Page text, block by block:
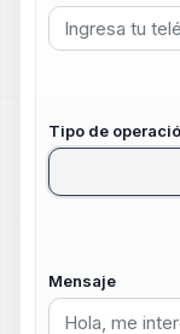
Tipo de
Mensaje